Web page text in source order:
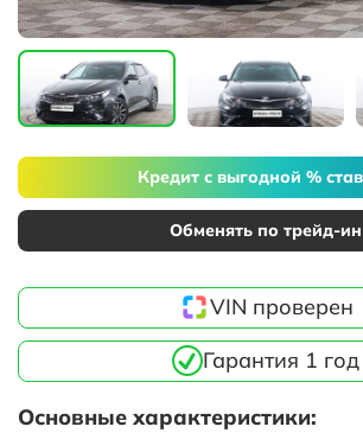
Кредит с выгодной %
Обменять по трейд-ин
VIN проверен
Гарантия 1 год
Основные характеристики: